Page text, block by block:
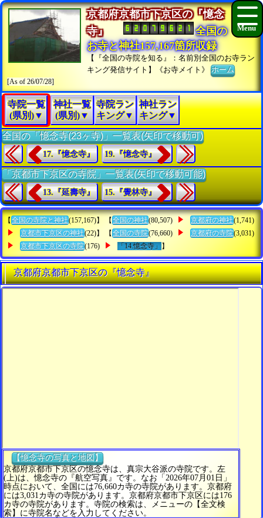
京都府京都市下京区の『憶念
寺』
全国の
お寺と神社157,167箇所収録
【『全国の寺院を知る』：名前別全国のお寺ラン
キング発信サイト】《お寺メイト》ホーム
[As of 26/07/28]
寺院一覧
(県別)▼
神社一覧
(県別)▼
寺院ラン
キング▼
神社ラン
キング▼
全国の「憶念寺(23ヶ寺)」一覧表(矢印で移動可)
17.『憶念寺』 19.『憶念寺』
「京都市下京区の寺院」一覧表(矢印で移動可能)
13.『延壽寺』 15.『覺林寺』
【 全国の寺院と神社(157,167)】 【 全国の神社(80,507) 京都府の神社(1,741)
京都市下京区の神社(22)】 【 全国の寺院(76,660) 京都府の寺院(3,031)
京都市下京区の寺院(176) 「14.憶念寺」 】
京都府京都市下京区の『憶念寺』
【憶念寺の写真と地図】
京都府京都市下京区の憶念寺は、真宗大谷派の寺院です。左
(上)は、憶念寺の『航空写真』です。なお「2026年07月01日」
時点において、全国には76,660カ寺の寺院があります。京都府
には3,031カ寺の寺院があります。京都府京都市下京区には176
カ寺の寺院があります。寺院の検索は、メニューの【全文検
索】に寺院名などを入力してください。